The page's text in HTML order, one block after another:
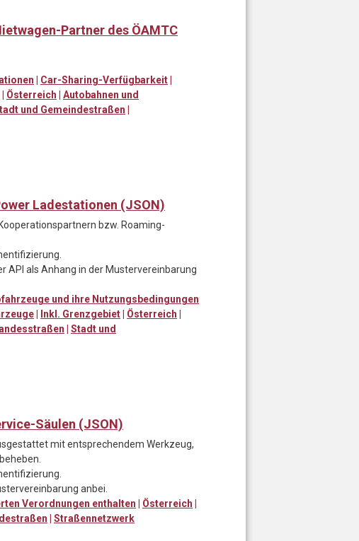
Partner des ÖAMTC
| Car-Sharing-Verfügbarkeit|
| Österreich | Autobahnen und
und Gemeindestraßen |
Ladestationen (JSON)
bzw. Roaming-
API als Anhang in der Mustervereinbarung
und ihre Nutzungsbedingungen
| Inkl. Grenzgebiet| Österreich |
| Stadt und
Säulen (JSON)
mit entsprechendem Werkzeug,
anbei.
Verordnungen enthalten | Österreich |
| Straßennetzwerk